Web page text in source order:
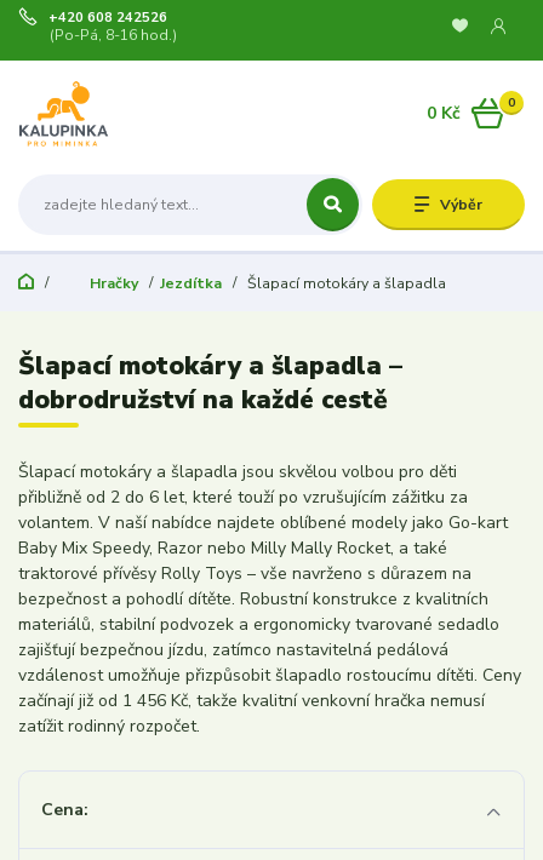
Výběr
+420 608 242526
(Po-Pá, 8-16 hod.)
0
0 Kč
Hračky Jezdítka Šlapací motokáry a šlapadla
Šlapací motokáry a šlapadla –
dobrodružství na každé cestě
Šlapací motokáry a šlapadla jsou skvělou volbou pro děti
přibližně od 2 do 6 let, které touží po vzrušujícím zážitku za
volantem. V naší nabídce najdete oblíbené modely jako Go-kart
Baby Mix Speedy, Razor nebo Milly Mally Rocket, a také
traktorové přívěsy Rolly Toys – vše navrženo s důrazem na
bezpečnost a pohodlí dítěte. Robustní konstrukce z kvalitních
materiálů, stabilní podvozek a ergonomicky tvarované sedadlo
zajišťují bezpečnou jízdu, zatímco nastavitelná pedálová
vzdálenost umožňuje přizpůsobit šlapadlo rostoucímu dítěti. Ceny
začínají již od 1 456 Kč, takže kvalitní venkovní hračka nemusí
zatížit rodinný rozpočet.
Cena: